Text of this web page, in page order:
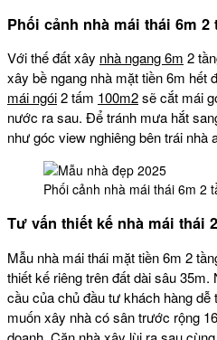
Phối cảnh nhà mái thái 6m 2
Với thế đất xây nhà ngang 6m 2
xây bề ngang nhà mặt tiền 6m hết
mái ngói2 tấm 100m2sẽ cắt mái
nước ra sau. Để tránh mưa hắt
như góc view nghiêng bên trái nhà
Phối cảnh nhà mái thái 6m 2
Tư vấn thiết kế nhà mái thái
Mẫu nhà mái thái mặt tiền 6m 2
thiết kế riêng trên đất dài sâu
cầu của chủ đầu tư khách hàng
muốn xây nhà có sân trước rộng